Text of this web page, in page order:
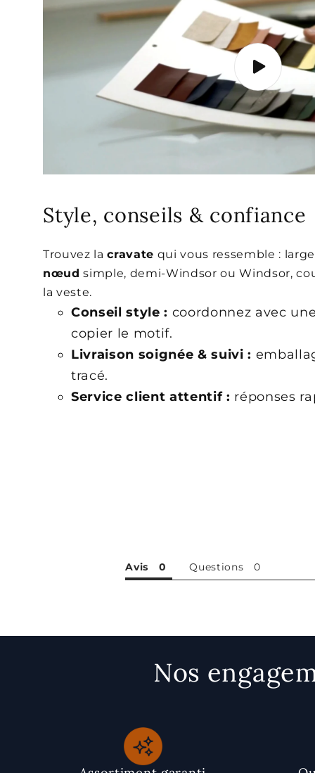
Style, conseils & confiance
Trouvez lacravate qui vous ressemble :
nœud simple, demi-Windsor ou Windsor,
la veste.
Conseil style : coordonnez avec
copier le motif.
Livraison soignée & suivi :
tracé.
Service client attentif : réponses
Avis Questions
Nos